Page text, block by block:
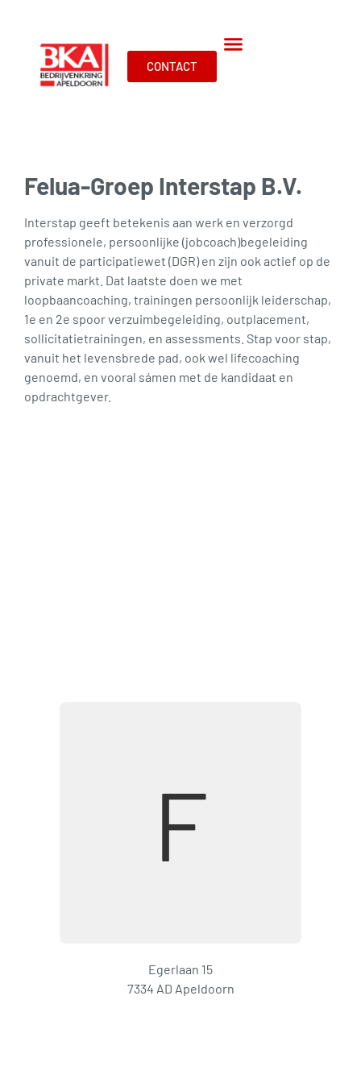
CONTACT
Felua-Groep Interstap B.V.
Interstap geeft betekenis aan werk en verzorgd
professionele, persoonlijke (jobcoach)begeleiding
vanuit de participatiewet (DGR) en zijn ook actief op de
private markt. Dat laatste doen we met
loopbaancoaching, trainingen persoonlijk leiderschap,
1e en 2e spoor verzuimbegeleiding, outplacement,
sollicitatietrainingen, en assessments. Stap voor stap,
vanuit het levensbrede pad, ook wel lifecoaching
genoemd, en vooral sámen met de kandidaat en
opdrachtgever.
F
Egerlaan 15
7334 AD Apeldoorn